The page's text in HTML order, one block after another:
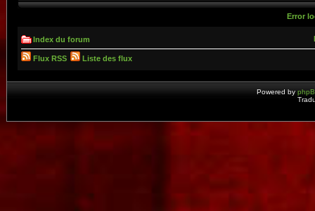
Error
Index du forum
Flux RSS Liste des flux
Powered by